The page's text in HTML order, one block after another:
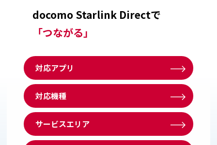
docomo Starlink Directで
「つながる」
対応アプリ
対応機種
サービスエリア